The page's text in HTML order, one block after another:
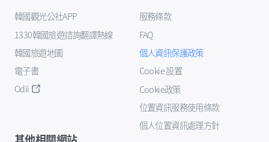
韓國觀光公社APP
1330韓國旅遊諮詢翻譯熱線
韓國旅遊地圖
電子書
Odii
服務條款
FAQ
個人資訊保護政策
Cookie 設置
Cookie政策
位置資訊服務使用條款
個人位置資訊處理方針